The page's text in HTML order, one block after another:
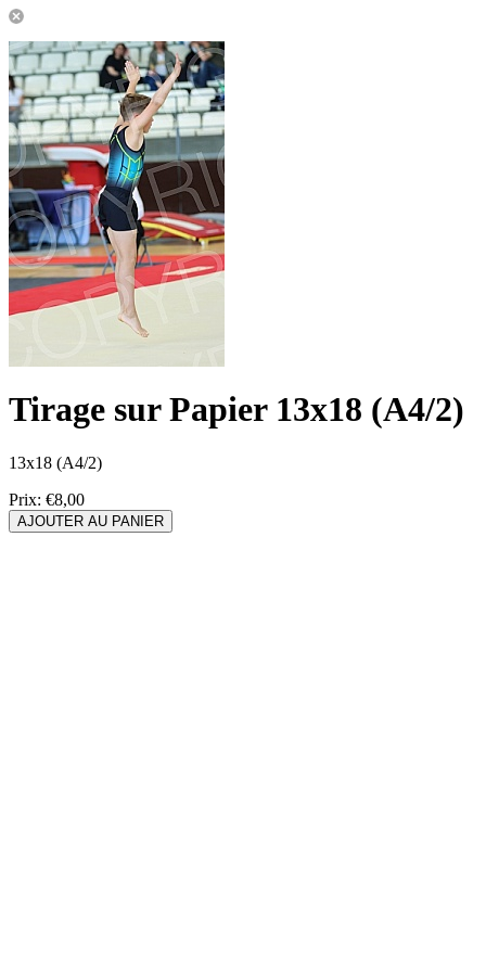
Tirage sur Papier 13x18 (A4/2)
13x18 (A4/2)
Prix: €8,00